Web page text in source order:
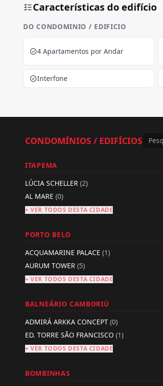
Características do edifício
DO CONDOMINIO / EDIFICIO
4 Apartamentos por Andar
Interfone
CONDOMÍNIOS / EDIFÍCIOS
ITAPEMA
LÚCIA SCHELLER (2)
AL MARE (0)
+ VER TODOS DESTA CIDADE
PORTO BELO
ACQUAMARINE PALACE (1)
AURUM TOWER (5)
+ VER TODOS DESTA CIDADE
BALNEÁRIO CAMBORIÚ
ADMIRÁ ARKKA CONCEPT (0)
ED. TORRE SÃO FRANCISCO (1)
+ VER TODOS DESTA CIDADE
BOMBINHAS